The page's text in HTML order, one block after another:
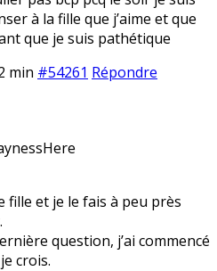
à la fille que j’aime et que
que je suis pathétique
min #54261 Répondre
fille et je le fais à peu près
question, j’ai commencé
crois.